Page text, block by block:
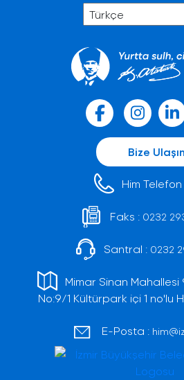
Bize Ulaşın
Him Telefon
Faks : 0232
Santral : 0232
Mimar Sinan Mahallesi
No:9/1 Kültürpark içi 1 no'lu
E-Posta :